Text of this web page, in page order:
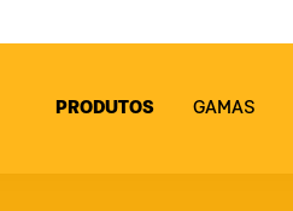
PRODUTOS
GAMAS